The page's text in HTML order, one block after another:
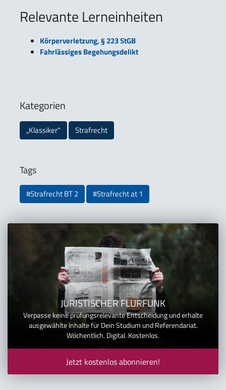
Relevante Lerneinheiten
Körperverletzung, § 223 StGB
Fahrlässiges Begehungsdelikt
Kategorien
„Klassiker" Strafrecht
Tags
#Strafrecht BT 2 #Strafrecht at 1
JURISTISCHER FLURFUNK
Verpasse keine prüfungsrelevante Entscheidung und erhalte
ausgewählte Inhalte für Dein Studium und Referendariat.
Wöchentlich. Digital. Kostenlos.
Jetzt kostenlos abonnieren!